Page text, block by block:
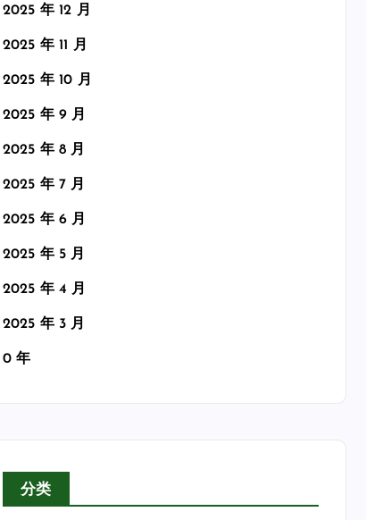
2025 年 12 月
2025 年 11 月
2025 年 10 月
2025 年 9 月
2025 年 8 月
2025 年 7 月
2025 年 6 月
2025 年 5 月
2025 年 4 月
2025 年 3 月
0 年
分类